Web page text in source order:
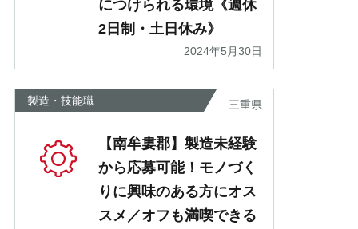
につけられる環境《週休
2日制・土日休み》
2024年5月30日
製造・技能職 三重県
【南牟婁郡】製造未経験
から応募可能！モノづく
りに興味のある方にオス
スメ／オフも満喫できる